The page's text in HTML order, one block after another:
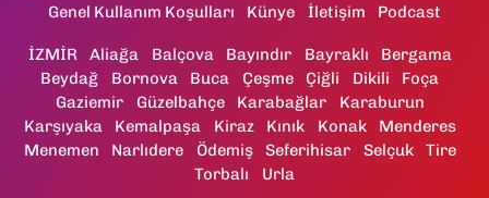
Genel Kullanım Koşulları
Künye İletişim Podcast
İZMİR Aliağa Balçova Bayındır Bayraklı
Bergama
Beydağ
Bornova Buca Çeşme Çiğli Dikili
Foça
Gaziemir
Güzelbahçe Karabağlar
Karaburun
Karşıyaka
Kemalpaşa Kiraz Kınık Konak
Menderes
Menemen
Narlıdere Ödemiş Seferihisar Selçuk
Tire
Torbalı
Urla